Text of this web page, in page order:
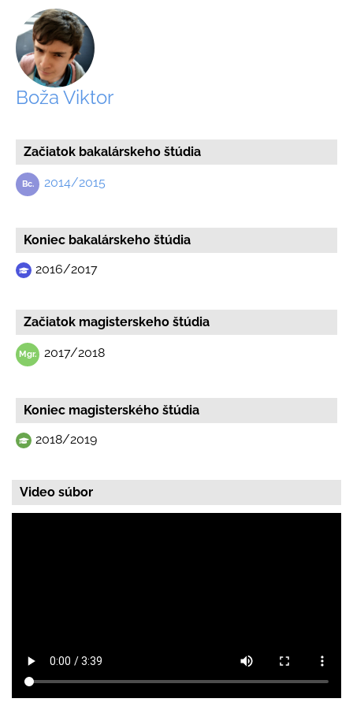
Boža Viktor
Začiatok bakalárskeho štúdia
2014/2015
Koniec bakalárskeho štúdia
2016/2017
Začiatok magisterskeho štúdia
2017/2018
Koniec magisterského štúdia
2018/2019
Video súbor